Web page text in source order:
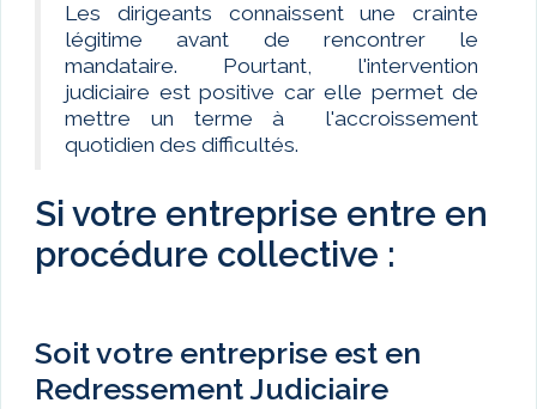
Les dirigeants connaissent une crainte
légitime avant de rencontrer le
mandataire. Pourtant, l'intervention
judiciaire est positive car elle permet de
mettre un terme à l'accroissement
quotidien des difficultés.
Si votre entreprise entre en
procédure collective :
Soit votre entreprise est en
Redressement Judiciaire